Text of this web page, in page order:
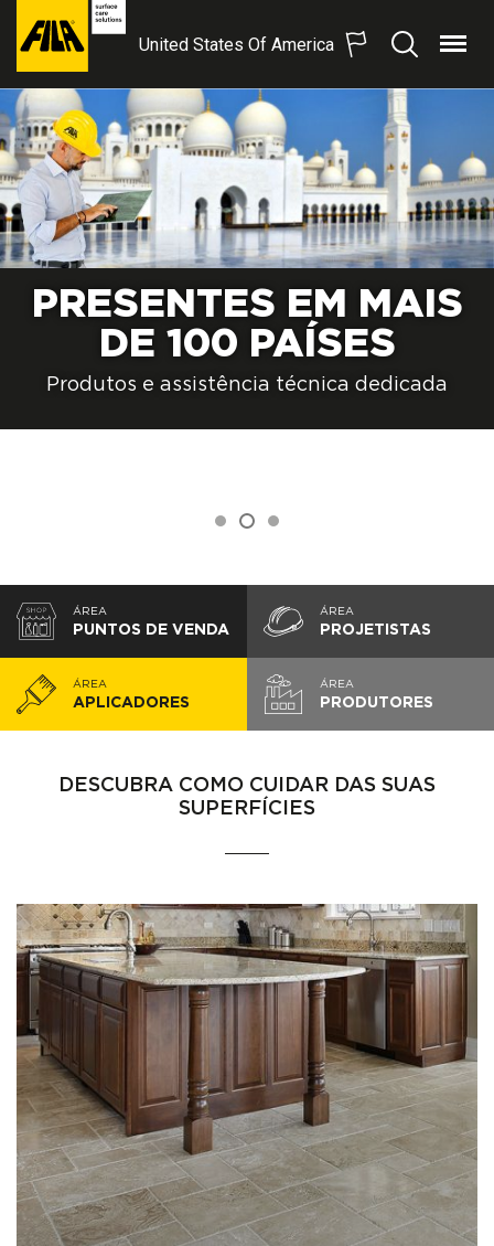
FILA
Solutions
S.p.A.
SB
United States Of America
ProcurarMenu
INVESTIGAÇÃO E
TECNOLOGIA DE
VANGUARDA
Para antecipar todas as exigências de
PRESENTES EM MAIS
DE 100 PAÍSES
Produtos e assistência técnica dedicada
FILA GREEN ACTION
100% solar powered
ÁREA
PUNTOS DE VENDA
ÁREA
PROJETISTAS
ÁREA
APLICADORES
ÁREA
PRODUTORES
DESCUBRA COMO CUIDAR DAS SUAS
SUPERFÍCIES